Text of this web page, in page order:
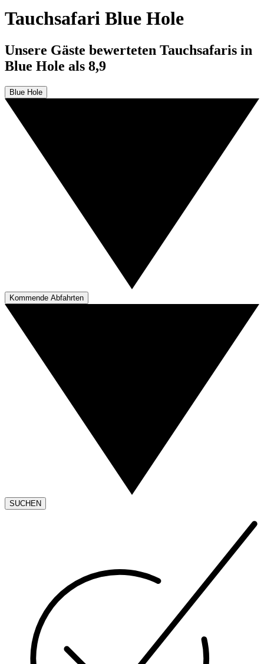
Tauchsafari Blue Hole
Unsere Gäste bewerteten Tauchsafaris in
Blue Hole als 8,9
Blue Hole
Kommende Abfahrten
SUCHEN